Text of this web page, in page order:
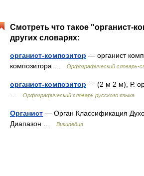
Смотреть что такое "органист-
других словарях:
органист-композитор — органист
композитора …
Орфографический словарь-
органист-композитор — (2 м 2 м), Р.
Орфографический словарь русского языка
Органист — Орган Классификация
Диапазон …
Википедия